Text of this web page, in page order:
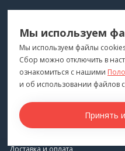
ДЛЯ ВАС
"Медтехника для Вас"©2026
ПОКУПАТЕЛЯМ
Каталог
Бренды
Для оптовиков
Доставка и оплата
Мы используем
Мы используем файлы
Сбор можно отключить в
ознакомиться с нашими
и об использовании файлов
Принять